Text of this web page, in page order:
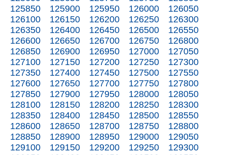
125850
125900 125950 126000
126050
126100
126150 126200 126250
126300
126350
126400 126450 126500
126550
126600
126650 126700 126750
126800
126850
126900 126950 127000
127050
127100
127150 127200 127250
127300
127350
127400 127450 127500
127550
127600
127650 127700 127750
127800
127850
127900 127950 128000
128050
128100
128150 128200 128250
128300
128350
128400 128450 128500
128550
128600
128650 128700 128750
128800
128850
128900 128950 129000
129050
129100
129150 129200 129250
129300